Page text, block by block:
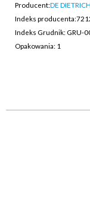
Producent:DE DIETRICH
Indeks producenta:
Indeks Grudnik: GRU-
Opakowania: 1